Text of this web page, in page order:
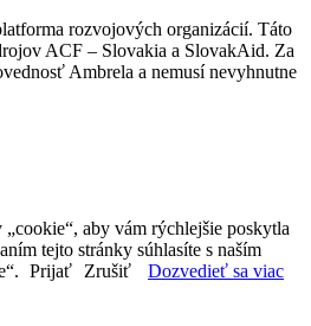
rozvojových organizácií. Táto
ACF – Slovakia a SlovakAid. Za
Ambrela a nemusí nevyhnutne
aby vám rýchlejšie poskytla
tejto stránky súhlasíte s naším
Prijať Zrušiť
Dozvedieť sa viac